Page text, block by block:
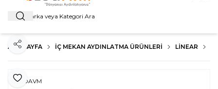
Ara
ANA SAYFA İÇ MEKAN AYDINLATMA ÜRÜNLERI LİNEAR
Favoriye Ekle
Paylaş
LEDAVM